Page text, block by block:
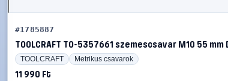
#1785887
TOOLCRAFT TO-5357661 szemescsavar M10 55
TOOLCRAFT Metrikus csavarok
11 990 Ft